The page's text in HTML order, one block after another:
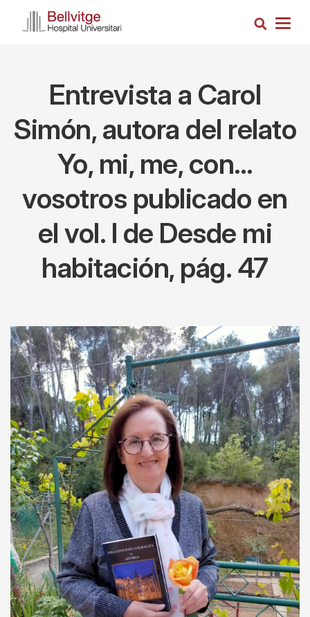
Busca
Entrevista a Carol
Simón, autora del relato
Yo, mi, me, con…
vosotros publicado en
el vol. I de Desde mi
habitación, pág. 47